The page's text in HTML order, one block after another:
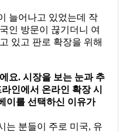
늘어나고 있었는데 작
인 방문이 끊기더니 여
있고 판로 확장을 위해
요. 시장을 보는 눈과 추
인에서 온라인 확장 시
이를 선택하신 이유가
는 분들이 주로 미국, 유